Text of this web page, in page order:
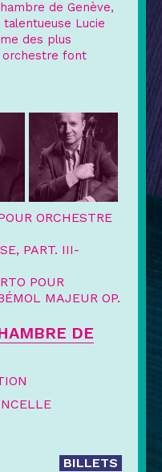
de Genève,
talentueuse Lucie
des plus
orchestre font
ORCHESTRE
PART. III-
POUR
MAJEUR OP.
DE
BILLETS